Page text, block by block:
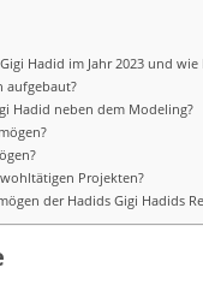
Hadid im Jahr 2023 und
aufgebaut?
Hadid neben dem Modeling?
Projekten?
der Hadids Gigi Hadids